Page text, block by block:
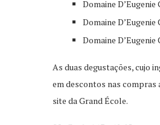
Domaine D’Eugenie
Domaine
Domaine
As duas degustações, cujo
em descontos nas compras
site da Grand École.